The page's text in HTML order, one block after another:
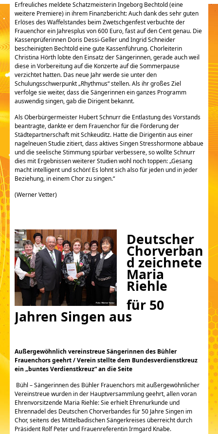
Erfreuliches meldete Schatzmeisterin Ingeborg Bechtold (eine
weitere Premiere) in ihrem Finanzbericht: Auch dank des sehr guten
Erlöses des Waffelstandes beim Zwetschgenfest verbuchte der
Frauenchor ein Jahresplus von 600 Euro, fast auf den Cent genau. Die
Kassenprüferinnen Doris Dessi-Geller und Ingrid Schneider
bescheinigten Bechtold eine gute Kassenführung. Chorleiterin
Christina Hörth lobte den Einsatz der Sängerinnen, gerade auch weil
diese in Vorbereitung auf die Konzerte auf die Sommerpause
verzichtet hatten. Das neue Jahr werde sie unter den
Schulungsschwerpunkt „Rhythmus“ stellen. Als ihr großes Ziel
verfolge sie weiter, dass die Sängerinnen ein ganzes Programm
auswendig singen, gab die Dirigent bekannt.
Als Oberbürgermeister Hubert Schnurr die Entlastung des Vorstands
beantragte, dankte er dem Frauenchor für die Förderung der
Städtepartnerschaft mit Schkeuditz. Hatte die Dirigentin aus einer
nagelneuen Studie zitiert, dass aktives Singen Stresshormone abbaue
und die seelische Stimmung spürbar verbessere, so wollte Schnurr
dies mit Ergebnissen weiterer Studien wohl noch toppen: „Gesang
macht intelligent und schön! Es lohnt sich also für jeden und in jeder
Beziehung, in einem Chor zu singen.“
(Werner Vetter)
Deutscher
Chorverban
d zeichnete
Maria
Riehle
für 50
Jahren Singen aus
Außergewöhnlich vereinstreue Sängerinnen des Bühler
Frauenchors geehrt / Verein stellte dem Bundesverdienstkreuz
ein „buntes Verdienstkreuz“ an die Seite
Bühl – Sängerinnen des Bühler Frauenchors mit außergewöhnlicher
Vereinstreue wurden in der Hauptversammlung geehrt, allen voran
Ehrenvorsitzende Maria Riehle: Sie erhielt Ehrenurkunde und
Ehrennadel des Deutschen Chorverbandes für 50 Jahre Singen im
Chor, seitens des Mittelbadischen Sängerkreises überreicht durch
Präsident Rolf Peter und Frauenreferentin Irmgard Knabe.